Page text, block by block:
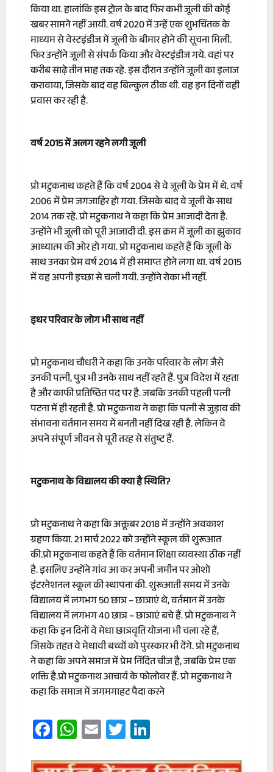
किया था. हालांकि इस ट्रोल के बाद फिर कभी जूली की कोई
खबर सामने नहीं आयी. वर्ष 2020 में उन्हें एक शुभचिंतक के
माध्यम से वेस्टइंडीज में जूली के बीमार होने की सूचना मिली.
फिर उन्होंने जूली से संपर्क किया और वेस्टइंडीज गये. वहां पर
करीब साढ़े तीन माह तक रहे. इस दौरान उन्होंने जूली का इलाज
करावाया, जिसके बाद वह बिल्कुल ठीक थी. वह इन दिनों वही
प्रवास कर रही है.
वर्ष 2015 में अलग रहने लगी जूली
प्रो मटुकनाथ कहते हैं कि वर्ष 2004 से वे जूली के प्रेम में थे. वर्ष
2006 में प्रेम जगजाहिर हो गया. जिसके बाद वे जूली के साथ
2014 तक रहे. प्रो मटुकनाथ ने कहा कि प्रेम आजादी देता है.
उन्होंने भी जूली को पूरी आजादी दी. इस क्रम में जूली का झुकाव
आध्यात्म की ओर हो गया. प्रो मटुकनाथ कहते हैं कि जूली के
साथ उनका प्रेम वर्ष 2014 में ही समाप्त होने लगा था. वर्ष 2015
में वह अपनी इच्छा से चली गयी. उन्होंने रोका भी नहीं.
इधर परिवार के लोग भी साथ नहीं
प्रो मटुकनाथ चौधरी ने कहा कि उनके परिवार के लोग जैसे
उनकी पत्नी, पुत्र भी उनके साथ नहीं रहते हैं. पुत्र विदेश में रहता
है और काफी प्रतिष्ठित पद पर है. जबकि उनकी पहली पत्नी
पटना में ही रहती है. प्रो मटुकनाथ ने कहा कि पत्नी से जुड़ाव की
संभावना वर्तमान समय में बनती नहीं दिख रही है. लेकिन वे
अपने संपूर्ण जीवन से पूरी तरह से संतुष्ट हैं.
मटुकनाथ के विद्यालय की क्या है स्थिति?
प्रो मटुकनाथ ने कहा कि अक्तूबर 2018 में उन्होंने अवकाश
ग्रहण किया. 21 मार्च 2022 को उन्होंने स्कूल की शुरूआत
की.प्रो मटुकनाथ कहते हैं कि वर्तमान शिक्षा व्यवस्था ठीक नहीं
है. इसलिए उन्होंने गांव आ कर अपनी जमीन पर ओशो
इंटरनेशनल स्कूल की स्थापना की. शुरूआती समय में उनके
विद्यालय में लगभग 50 छात्र – छात्राएं थे, वर्तमान में उनके
विद्यालय में लगभग 40 छात्र – छात्राएं बचे हैं. प्रो मटुकनाथ ने
कहा कि इन दिनों वे मेधा छात्रवृति योजना भी चला रहे हैं,
जिसके तहत वे मेधावी बच्चों को पुरस्कार भी देंगे. प्रो मटुकनाथ
ने कहा कि अपने समाज में प्रेम निंदित चीज है, जबकि प्रेम एक
शक्ति है.प्रो मटुकनाथ आचार्य के फोलोवर हैं. प्रो मटुकनाथ ने
कहा कि समाज में जगमगाहट पैदा करने
Facebook
WhatsApp
EmailTwitter